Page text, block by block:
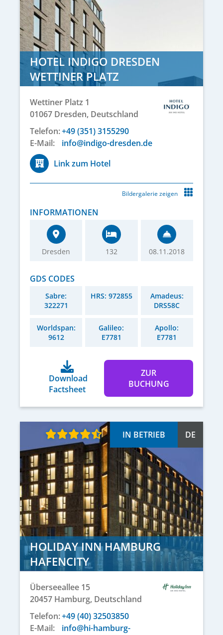
HOTEL INDIGO DRESDEN
WETTINER PLATZ
Wettiner Platz 1
01067 Dresden, Deutschland
Telefon:+49 (351) 3155290
E-Mail:
info@indigo-dresden.de
Link zum Hotel
Bildergalerie zeigen
INFORMATIONEN
Dresden 132 08.11.2018
GDS CODES
Sabre:
322271
HRS: 972855
Amadeus:
DRS58C
Worldspan:
9612
Galileo:
E7781
Apollo:
E7781
Download
Factsheet
ZUR
BUCHUNG
HOLIDAY INN HAMBURG
HAFENCITY
IN BETRIEB DE
Überseeallee 15
20457 Hamburg, Deutschland
Telefon:+49 (40) 32503850
E-Mail:
info@hi-hamburg-